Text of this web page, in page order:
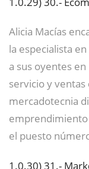
Alicia Macías
la especialista
a sus oyentes
servicio y
mercadotecnia
emprendimiento
el puesto
1.0.30)31.-